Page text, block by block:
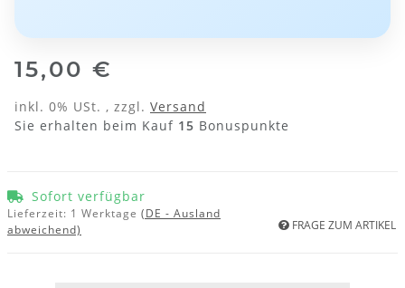
15,00 €
inkl. 0% USt. , zzgl. Versand
Sie erhalten beim Kauf 15 Bonuspunkte
Sofort verfügbar
Lieferzeit: 1 Werktage (DE - Ausland
abweichend)
FRAGE ZUM ARTIKEL